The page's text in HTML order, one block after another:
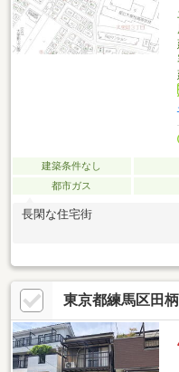
建築条件なし
都市ガス
長閑な住宅街
東京都練馬区田